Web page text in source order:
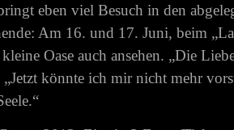
eben viel Besuch in den
Am 16. und 17. Juni, beim
Oase auch ansehen. „Die
„Jetzt könnte ich mir nicht mehr